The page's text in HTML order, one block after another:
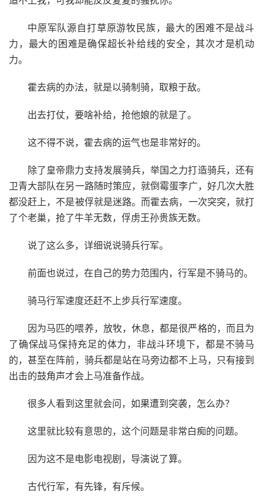
中原军队源自打草原游牧民族，最大的困难不是战斗
力，最大的困难是确保超长补给线的安全，其次才是机动
力。
霍去病的办法，就是以骑制骑，取粮于敌。
出去打仗，要啥补给，抢他娘的就是了。
这不得不说，霍去病的运气也是非常好的。
除了皇帝鼎力支持发展骑兵，举国之力打造骑兵，还有
卫青大部队在另一路随时策应，就倒霉蛋李广，好几次大胜
都没赶上，不是被俘就是迷路。而霍去病，一次突突，就打
了个老巢，抢了牛羊无数，俘虏王孙贵族无数。
说了这么多，详细说说骑兵行军。
前面也说过，在自己的势力范围内，行军是不骑马的。
骑马行军速度还赶不上步兵行军速度。
因为马匹的喂养，放牧，休息，都是很严格的，而且为
了确保战马保持充足的体力，非战斗环境下，都是不骑马
的，甚至在阵前，骑兵都是站在马旁边都不上马，只有接到
出击的鼓角声才会上马准备作战。
很多人看到这里就会问，如果遭到突袭，怎么办？
这里就比较有意思的，这个问题是非常白痴的问题。
因为这不是电影电视剧，导演说了算。
古代行军，有先锋，有斥候。